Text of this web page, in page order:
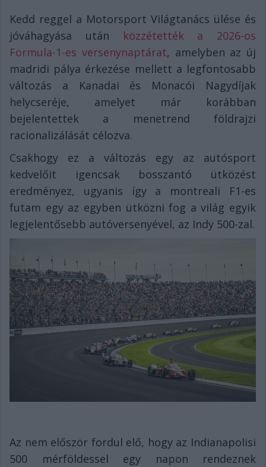
Kedd reggel a Motorsport Világtanács ülése és
jóváhagyása után
közzétették a 2026-os
Formula-1-es versenynaptárat, amelyben az új
madridi pálya érkezése mellett a legfontosabb
változás a Kanadai és Monacói Nagydíjak
helycseréje, amelyet már korábban
bejelentettek a menetrend földrajzi
racionalizálását célozva.
Csakhogy ez a változás egy az autósport
kedvelőit igencsak bosszantó ütközést
eredményez, ugyanis így a montreali F1-es
futam egy az egyben ütközni fog a világ egyik
legjelentősebb autóversenyével, az Indy 500-zal.
Az nem először fordul elő, hogy az Indianapolisi
500 mérföldessel egy napon rendeznek